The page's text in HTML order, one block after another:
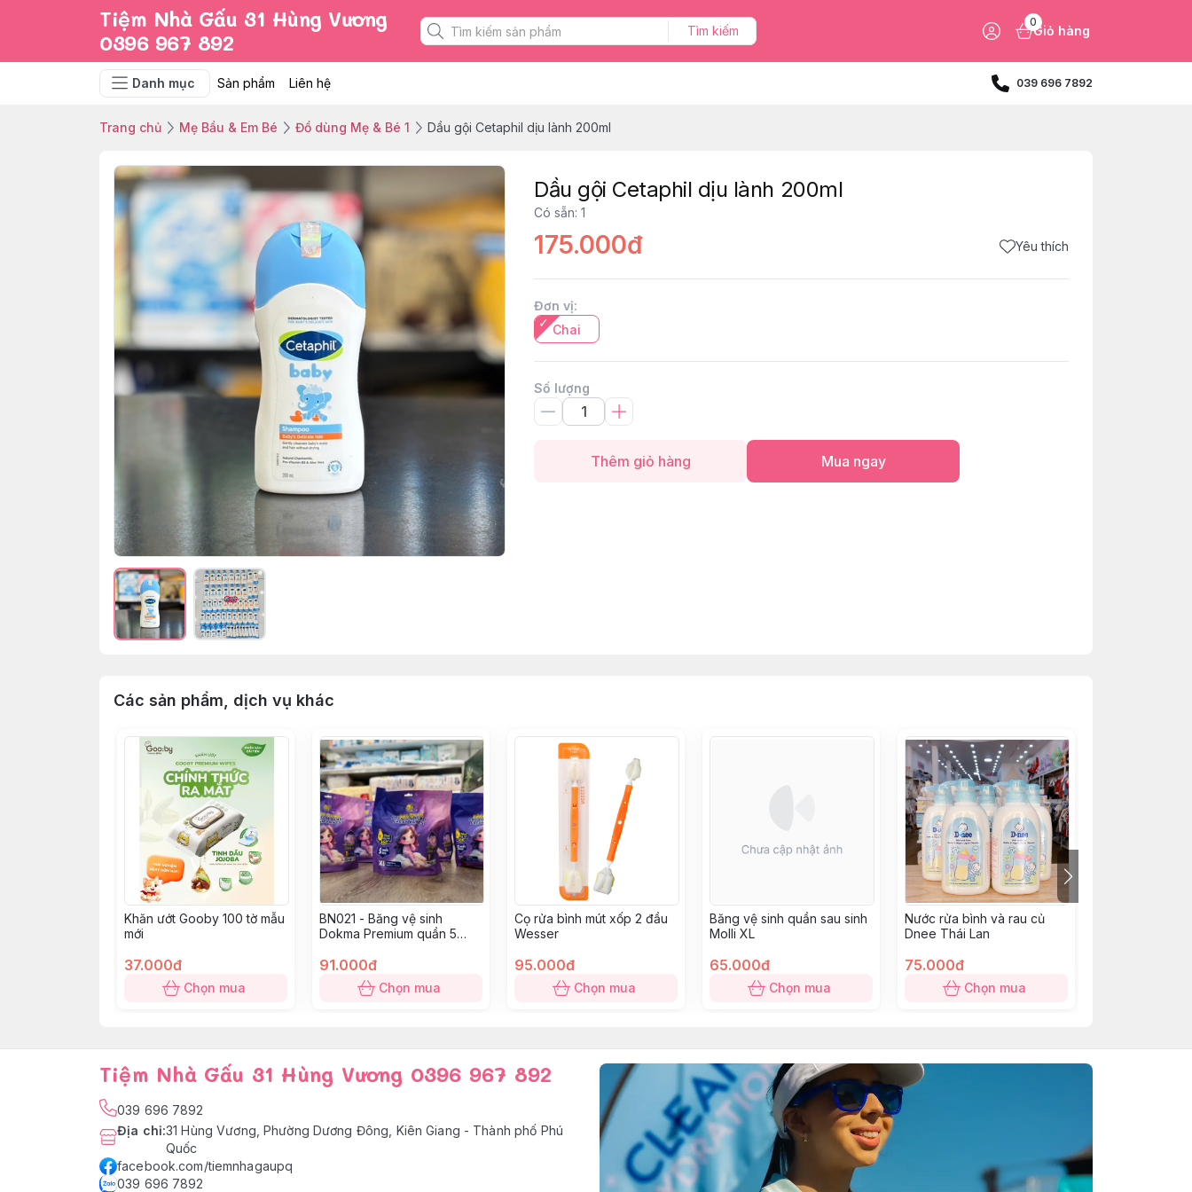
Tiệm Nhà Gấu 31 Hùng Vương
0396 967 892
Tìm kiếm
0
Giỏ hàng
Danh mục Sản phẩm Liên hệ 039 696 7892
Trang chủ Mẹ Bầu & Em Bé Đồ dùng Mẹ & Bé 1 Dầu gội Cetaphil dịu lành 200ml
Dầu gội Cetaphil dịu lành 200ml
Có sẵn: 1
175.000đ Yêu thích
Đơn vị:
Chai
Số lượng
Thêm giỏ hàng Mua ngay
Các sản phẩm, dịch vụ khác
Khăn ướt Gooby 100 tờ mẫu
mới
37.000đ
Chọn mua
BN021 - Băng vệ sinh
Dokma Premium quần 5
91.000đ
Chọn mua
Cọ rửa bình mút xốp 2 đầu
Wesser
95.000đ
Chọn mua
Băng vệ sinh quần sau sinh
Molli XL
65.000đ
Chọn mua
Nước rửa bình và rau củ
Dnee Thái Lan
75.000đ
Chọn mua
Tiệm Nhà Gấu 31 Hùng Vương 0396 967 892
039 696 7892
Địa chỉ:31 Hùng Vương, Phường Dương Đông, Kiên Giang - Thành phố Phú
Quốc
facebook.com/tiemnhagaupq
039 696 7892